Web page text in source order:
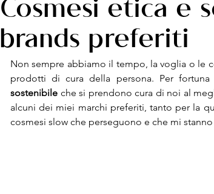
Cosmesi etica e
brands preferiti
Non sempre abbiamo il tempo, la voglia o le
prodotti di cura della persona. Per fortuna
sostenibile che si prendono cura di noi al
alcuni dei miei marchi preferiti, tanto per la
cosmesi slow che perseguono e che mi